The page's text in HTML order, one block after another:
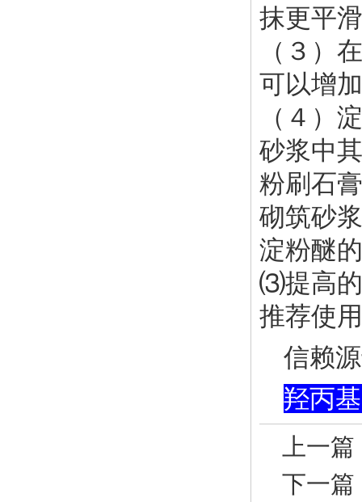
抹更平
（３）
可以增
（４）
砂浆中
粉刷石
砌筑砂
淀粉醚
⑶提高
推荐使
信赖
羟丙
上一
下一篇